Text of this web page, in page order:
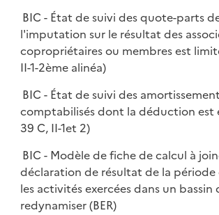
BIC - État de suivi des quote-parts
l'imputation sur le résultat des
copropriétaires ou membres est
II-1-2ème alinéa)
BIC - État de suivi des
comptabilisés dont la déduction est
39 C, II-1et 2)
BIC - Modèle de fiche de calcul à
déclaration de résultat de la
les activités exercées dans un bassin
redynamiser (BER)